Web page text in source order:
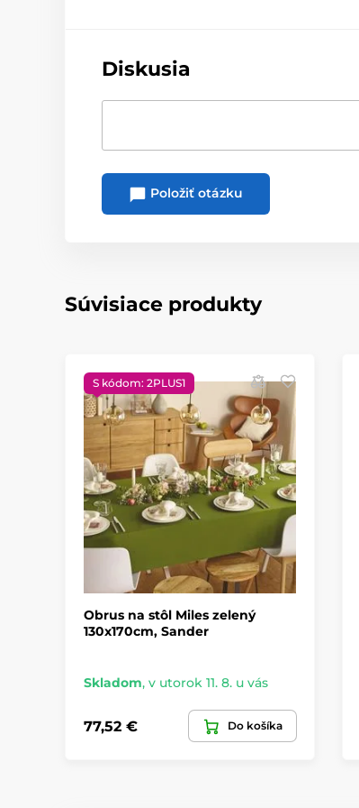
Diskusia
Položiť otázku
Súvisiace produkty
S kódom: 2PLUS1
Obrus na stôl Miles zelený
130x170cm, Sander
Skladom, v utorok 11. 8. u vás
77,52 € Do košíka